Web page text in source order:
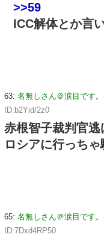
>>59
ICC解体とか言
63: 名無しさん＠涙目です
ID:b2Yid/2z0
赤根智子裁判官逃
ロシアに行っちゃ
65: 名無しさん＠涙目です
ID:7Dxd4RP50